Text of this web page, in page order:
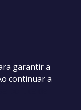
garantir a
continuar a